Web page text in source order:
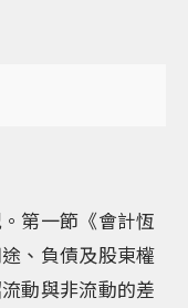
第一節《會計恆
、負債及股東權
動與非流動的差